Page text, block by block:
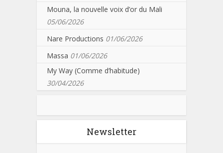
Mouna, la nouvelle voix d’or du Mali
05/06/2026
Nare Productions 01/06/2026
Massa 01/06/2026
My Way (Comme d’habitude)
30/04/2026
Newsletter